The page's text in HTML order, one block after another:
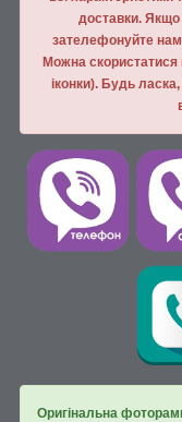
доставки.
зателефонуйте
Можна скористатися
іконки). Будь
Оригінальна